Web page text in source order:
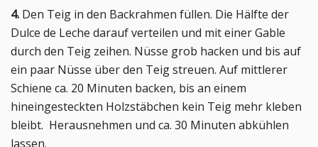
4. Den Teig in den Backrahmen füllen. Die Hälfte der
Dulce de Leche darauf verteilen und mit einer Gable
durch den Teig zeihen. Nüsse grob hacken und bis auf
ein paar Nüsse über den Teig streuen. Auf mittlerer
Schiene ca. 20 Minuten backen, bis an einem
hineingesteckten Holzstäbchen kein Teig mehr kleben
bleibt. Herausnehmen und ca. 30 Minuten abkühlen
lassen.